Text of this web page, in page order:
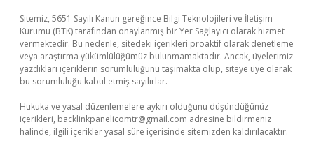
Sitemiz, 5651 Sayılı Kanun gereğince Bilgi Teknolojileri ve İletişim
Kurumu (BTK) tarafından onaylanmış bir Yer Sağlayıcı olarak hizmet
vermektedir. Bu nedenle, sitedeki içerikleri proaktif olarak denetleme
veya araştırma yükümlülüğümüz bulunmamaktadır. Ancak, üyelerimiz
yazdıkları içeriklerin sorumluluğunu taşımakta olup, siteye üye olarak
bu sorumluluğu kabul etmiş sayılırlar.
Hukuka ve yasal düzenlemelere aykırı olduğunu düşündüğünüz
içerikleri, backlinkpanelicomtr@gmail.com adresine bildirmeniz
halinde, ilgili içerikler yasal süre içerisinde sitemizden kaldırılacaktır.